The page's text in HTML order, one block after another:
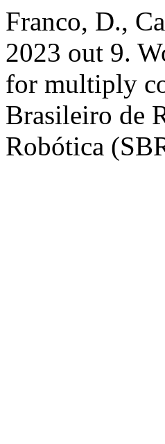
Franco, D.,
2023 out 9.
for multiply
Brasileiro de
Robótica